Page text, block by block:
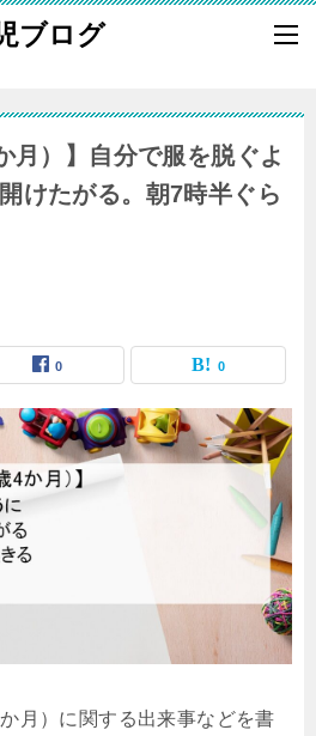
ブログ
月）】自分で服を脱ぐよ
けたがる。朝7時半ぐら
0 0
月）に関する出来事などを書